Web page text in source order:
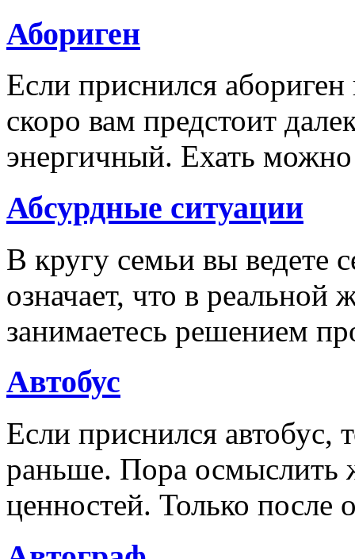
Абориген
Если приснился
скоро вам предстоит
энергичный. Ехать
Абсурдные ситуации
В кругу семьи вы ведете
означает, что в
занимаетесь решением
Автобус
Если приснился автобус,
раньше. Пора осмыслить
ценностей. Только после